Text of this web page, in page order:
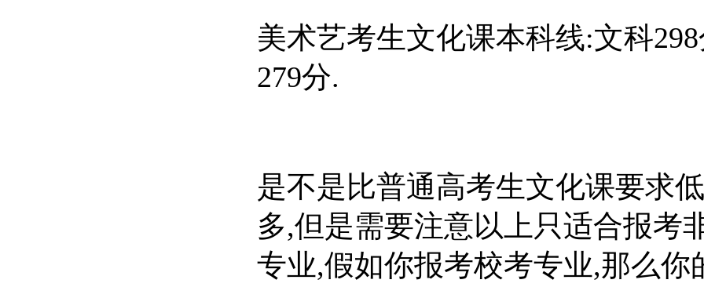
美术艺考生文化课本科线:文科
279分.
是不是比普通高考生文化课要求
多,但是需要注意以上只适合报考
专业,假如你报考校考专业,那么你